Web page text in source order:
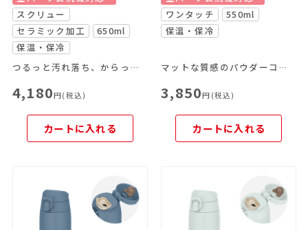
スクリュー
セラミック加工
650ml
保温・保冷
つるっと汚れ落ち、からっと乾く！セラミック加工のスクリューマグ
4,180円(税込)
カートに入れる
ワンタッチ
550ml
保温・保冷
マットな質感のパウダーコーティング仕様
3,850円(税込)
カートに入れる